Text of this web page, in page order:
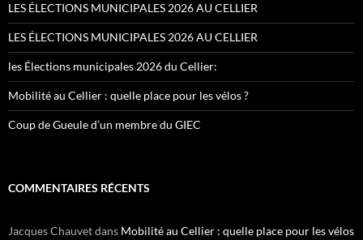
LES ÉLECTIONS MUNICIPALES 2026 AU CELLIER
LES ÉLECTIONS MUNICIPALES 2026 AU CELLIER
les Élections municipales 2026 du Cellier:
Mobilité au Cellier : quelle place pour les vélos ?
Coup de Gueule d’un membre du GIEC
COMMENTAIRES RÉCENTS
Jacques Chauvetdans Mobilité au Cellier : quelle place pour les vélos